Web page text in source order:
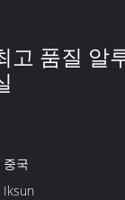
고 품질 알
중국
Iksun